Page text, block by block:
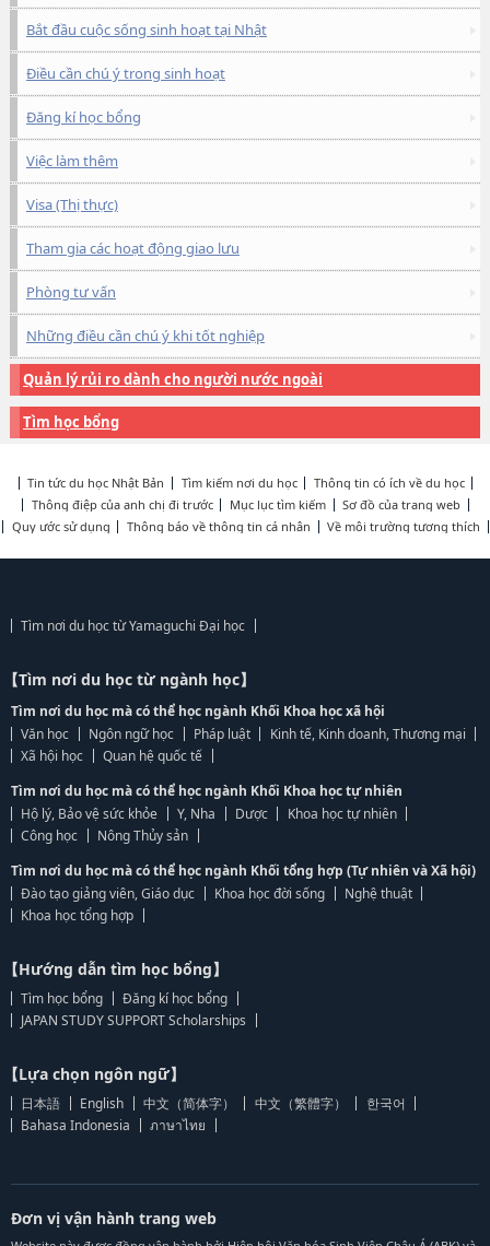
Bắt đầu cuộc sống sinh hoạt tại Nhật
Điều cần chú ý trong sinh hoạt
Đăng kí học bổng
Việc làm thêm
Visa (Thị thực)
Tham gia các hoạt động giao lưu
Phòng tư vấn
Những điều cần chú ý khi tốt nghiệp
Quản lý rủi ro dành cho người nước ngoài
Tìm học bổng
Tin tức du học Nhật Bản Tìm kiếm nơi du học
Thông tin có ích về du học
Thông điệp của anh chị đi trước
Mục lục tìm kiếm
Sơ đồ của trang web
Quy ước sử dụng
Thông báo về thông tin cá nhân Về môi trường tương thích
Tìm nơi du học từ Yamaguchi Đại học
【Tìm nơi du học từ ngành học】
Tìm nơi du học mà có thể học ngành Khối Khoa học xã hội
Văn học
Ngôn ngữ học Pháp luật
Kinh tế, Kinh doanh, Thương mại
Xã hội học
Quan hệ quốc tế
Tìm nơi du học mà có thể học ngành Khối Khoa học tự nhiên
Hộ lý, Bảo vệ sức khỏe
Y, Nha Dược
Khoa học tự nhiên
Công học
Nông Thủy sản
Tìm nơi du học mà có thể học ngành Khối tổng hợp (Tự nhiên và Xã hội)
Đào tạo giảng viên, Giáo dục
Khoa học đời sống
Nghệ thuật
Khoa học tổng hợp
【Hướng dẫn tìm học bổng】
Tìm học bổng
Đăng kí học bổng
JAPAN STUDY SUPPORT Scholarships
【Lựa chọn ngôn ngữ】
日本語 English 中文（简体字） 中文（繁體字）
한국어
Bahasa Indonesia
ภาษาไทย
Đơn vị vận hành trang web